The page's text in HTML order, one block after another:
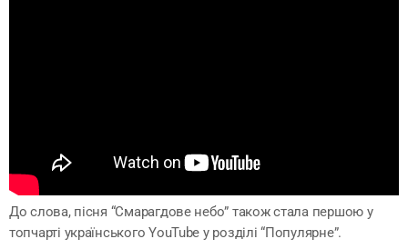
До слова, пісня “Смарагдове небо” також стала першою у
топчарті українського YouTube у розділі “Популярне”.